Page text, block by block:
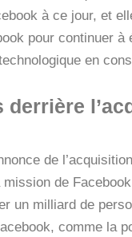
à ce jour, et
pour continuer
en
derrière
de
de
un milliard de
comme la